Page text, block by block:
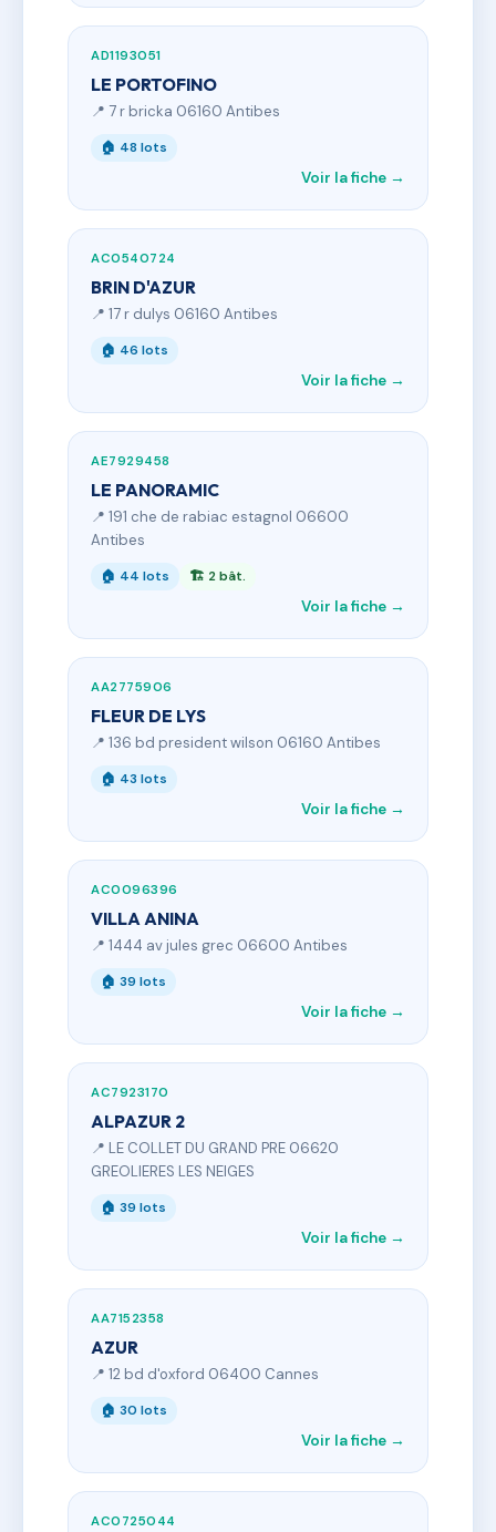
AD1193051
LE PORTOFINO
📍 7 r bricka 06160 Antibes
🏠 48 lots
Voir la fiche →
AC0540724
BRIN D'AZUR
📍 17 r dulys 06160 Antibes
🏠 46 lots
Voir la fiche →
AE7929458
LE PANORAMIC
📍 191 che de rabiac estagnol 06600
Antibes
🏠 44 lots 🏗 2 bât.
Voir la fiche →
AA2775906
FLEUR DE LYS
📍 136 bd president wilson 06160 Antibes
🏠 43 lots
Voir la fiche →
AC0096396
VILLA ANINA
📍 1444 av jules grec 06600 Antibes
🏠 39 lots
Voir la fiche →
AC7923170
ALPAZUR 2
📍 LE COLLET DU GRAND PRE 06620
GREOLIERES LES NEIGES
🏠 39 lots
Voir la fiche →
AA7152358
AZUR
📍 12 bd d'oxford 06400 Cannes
🏠 30 lots
Voir la fiche →
AC0725044